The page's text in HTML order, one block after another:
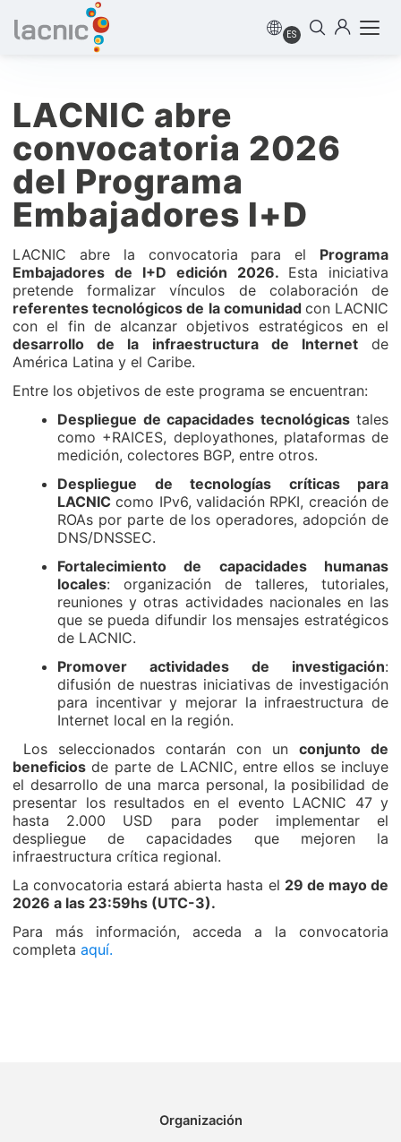
ES
LACNIC abre
convocatoria 2026
del Programa
Embajadores I+D
LACNIC abre la convocatoria para el Programa
Embajadores de I+D edición 2026. Esta iniciativa
pretende formalizar vínculos de colaboración de
referentes tecnológicos de la comunidad con LACNIC
con el fin de alcanzar objetivos estratégicos en el
desarrollo de la infraestructura de Internetde
América Latina y el Caribe.
Entre los objetivos de este programa se encuentran:
Despliegue de capacidades tecnológicastales
como +RAICES, deployathones, plataformas de
medición, colectores BGP, entre otros.
Despliegue de tecnologías críticas para
LACNIC como IPv6, validación RPKI, creación de
ROAs por parte de los operadores, adopción de
DNS/DNSSEC.
Fortalecimiento de capacidades humanas
locales: organización de talleres, tutoriales,
reuniones y otras actividades nacionales en las
que se pueda difundir los mensajes estratégicos
de LACNIC.
Promover actividades de investigación:
difusión de nuestras iniciativas de investigación
para incentivar y mejorar la infraestructura de
Internet local en la región.
Los seleccionados contarán con un conjunto de
beneficios de parte de LACNIC, entre ellos se incluye
el desarrollo de una marca personal, la posibilidad de
presentar los resultados en el evento LACNIC 47 y
hasta 2.000 USD para poder implementar el
despliegue de capacidades que mejoren la
infraestructura crítica regional.
La convocatoria estará abierta hasta el 29 de mayo de
2026 a las 23:59hs (UTC-3).
Para más información, acceda a la convocatoria
completa aquí.
Organización